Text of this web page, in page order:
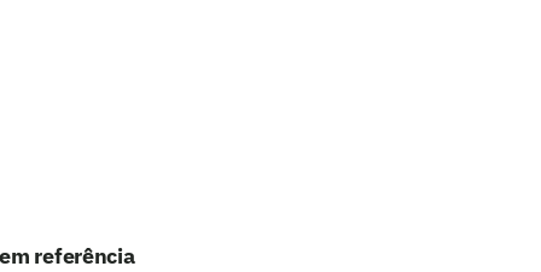
referência